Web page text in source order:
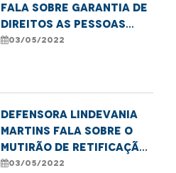
fala sobre garantia de
direitos as pessoas
com Transtorno do
03/05/2022
Defensora Lindevania
Martins fala sobre o
mutirão de retificação
de nome social para
03/05/2022